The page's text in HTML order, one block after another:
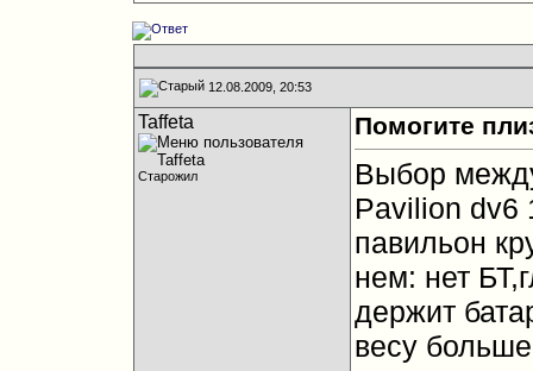
12.08.2009, 20:53
Taffeta
Старожил
Помогите
Выбор
Pavilion dv6
павильон
нем: нет
держит
весу